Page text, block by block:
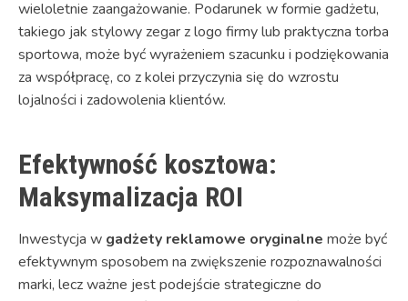
wieloletnie zaangażowanie. Podarunek w formie gadżetu,
takiego jak stylowy zegar z logo firmy lub praktyczna torba
sportowa, może być wyrażeniem szacunku i podziękowania
za współpracę, co z kolei przyczynia się do wzrostu
lojalności i zadowolenia klientów.
Efektywność kosztowa:
Maksymalizacja ROI
Inwestycja w gadżety reklamowe oryginalne może być
efektywnym sposobem na zwiększenie rozpoznawalności
marki, lecz ważne jest podejście strategiczne do